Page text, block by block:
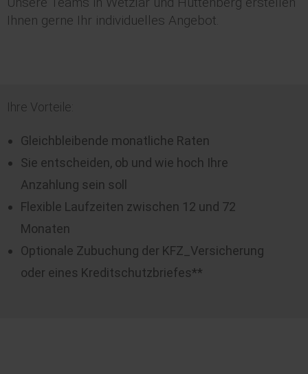
Ihnen gerne Ihr individuelles Angebot.
Ihre Vorteile:
Gleichbleibende monatliche Raten
Sie entscheiden, ob und wie hoch Ihre
Anzahlung sein soll
Flexible Laufzeiten zwischen 12 und 72
Monaten
Optionale Zubuchung der KFZ_Versicherung
oder eines Kreditschutzbriefes**